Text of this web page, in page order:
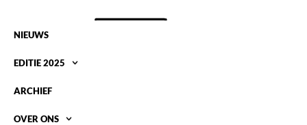
NIEUWS
EDITIE 2025
ARCHIEF
OVER ONS